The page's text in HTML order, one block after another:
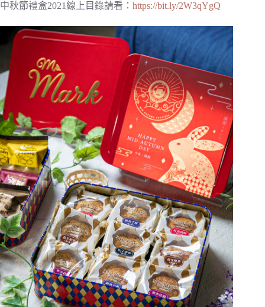
中秋節禮盒2021線上目錄請看： https://bit.ly/2W3qYgQ